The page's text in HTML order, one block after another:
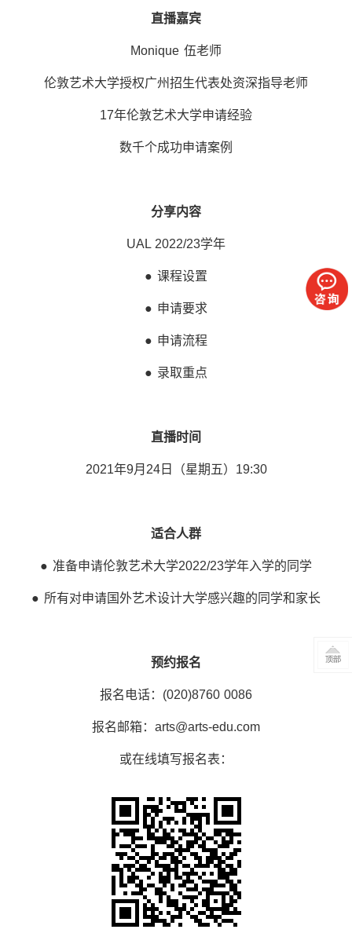
直播嘉宾
Monique 伍老师
伦敦艺术大学授权广州招生代表处资深指导老师
17年伦敦艺术大学申请经验
数千个成功申请案例
分享内容
UAL 2022/23学年
● 课程设置
● 申请要求
● 申请流程
● 录取重点
直播时间
2021年9月24日（星期五）19:30
适合人群
● 准备申请伦敦艺术大学2022/23学年入学的同学
● 所有对申请国外艺术设计大学感兴趣的同学和家长
预约报名
报名电话：(020)8760 0086
报名邮箱：arts@arts-edu.com
或在线填写报名表：